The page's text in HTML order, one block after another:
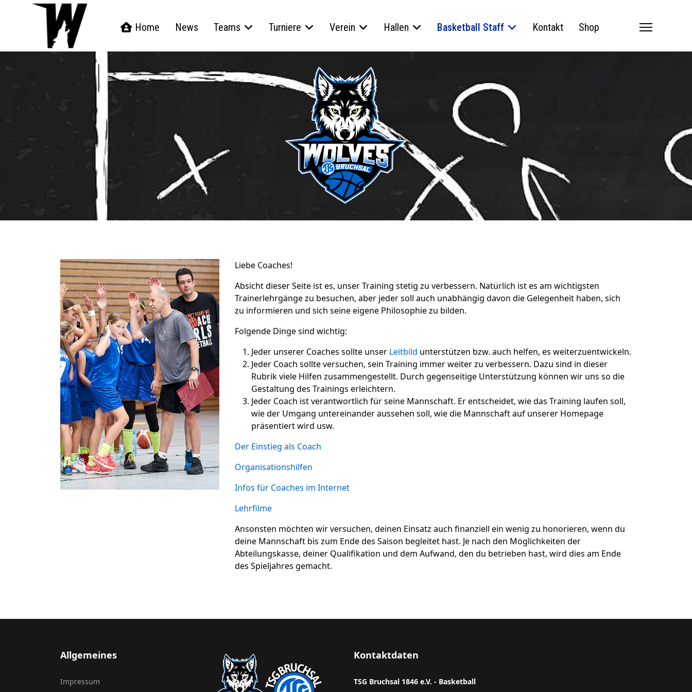
Home News Teams Turniere Verein Hallen Basketball Staff Kontakt Shop
Liebe Coaches!
Absicht dieser Seite ist es, unser Training stetig zu verbessern. Natürlich ist es am wichtigsten
Trainerlehrgänge zu besuchen, aber jeder soll auch unabhängig davon die Gelegenheit haben, sich
zu informieren und sich seine eigene Philosophie zu bilden.
Folgende Dinge sind wichtig:
Jeder unserer Coaches sollte unser Leitbild unterstützen bzw. auch helfen, es weiterzuentwickeln.
Jeder Coach sollte versuchen, sein Training immer weiter zu verbessern. Dazu sind in dieser
Rubrik viele Hilfen zusammengestellt. Durch gegenseitige Unterstützung können wir uns so die
Gestaltung des Trainings erleichtern.
Jeder Coach ist verantwortlich für seine Mannschaft. Er entscheidet, wie das Training laufen soll,
wie der Umgang untereinander aussehen soll, wie die Mannschaft auf unserer Homepage
präsentiert wird usw.
Der Einstieg als Coach
Organisationshilfen
Infos für Coaches im Internet
Lehrfilme
Ansonsten möchten wir versuchen, deinen Einsatz auch finanziell ein wenig zu honorieren, wenn du
deine Mannschaft bis zum Ende des Saison begleitet hast. Je nach den Möglichkeiten der
Abteilungskasse, deiner Qualifikation und dem Aufwand, den du betrieben hast, wird dies am Ende
des Spieljahres gemacht.
Allgemeines
Impressum
Kontaktdaten
TSG Bruchsal 1846 e.V. - Basketball